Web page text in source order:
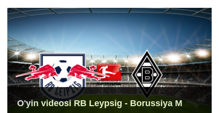
O'yin videosi RB Leypsig - Borussiya M